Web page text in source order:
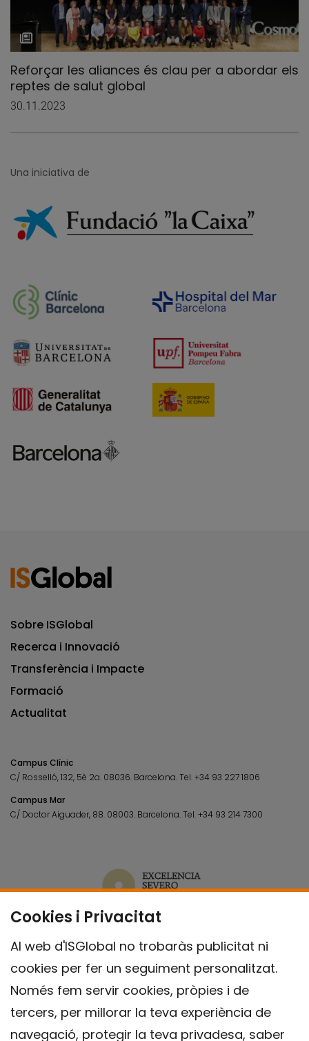
Reforçar les aliances és clau per a abordar els
reptes de salut global
30.11.2023
Cookies i Privacitat
Al web d'ISGlobal no trobaràs publicitat ni
cookies per fer un seguiment personalitzat.
Només fem servir cookies, pròpies i de
tercers, per millorar la teva experiència de
navegació, protegir la teva privadesa, saber
Una iniciativa de
Sobre ISGlobal
Recerca i Innovació
Transferència i Impacte
Formació
Actualitat
Campus Clínic
C/ Rosselló, 132, 5è 2a. 08036. Barcelona.Tel.+34 93 227 1806
Campus Mar
C/ Doctor Aiguader, 88. 08003. Barcelona.Tel.+34 93 214 7300